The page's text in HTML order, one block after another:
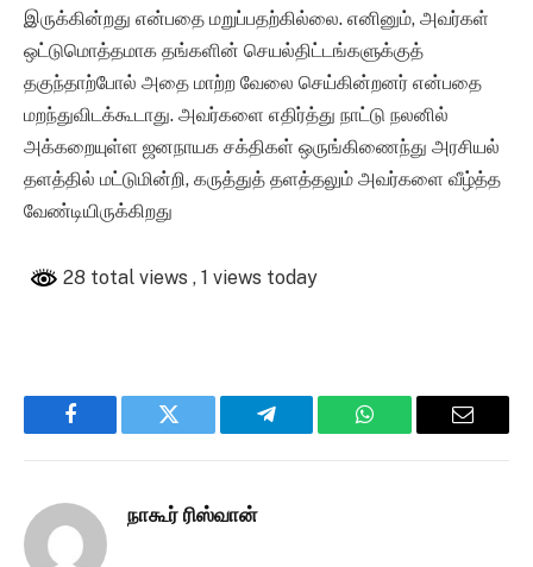
இருக்கின்றது என்பதை மறுப்பதற்கில்லை. எனினும், அவர்கள்
ஒட்டுமொத்தமாக தங்களின் செயல்திட்டங்களுக்குத்
தகுந்தாற்போல் அதை மாற்ற வேலை செய்கின்றனர் என்பதை
மறந்துவிடக்கூடாது. அவர்களை எதிர்த்து நாட்டு நலனில்
அக்கறையுள்ள ஜனநாயக சக்திகள் ஒருங்கிணைந்து அரசியல்
தளத்தில் மட்டுமின்றி, கருத்துத் தளத்தலும் அவர்களை வீழ்த்த
வேண்டியிருக்கிறது
28 total views , 1 views today
Facebook Twitter Telegram WhatsApp Email
நாகூர் ரிஸ்வான்